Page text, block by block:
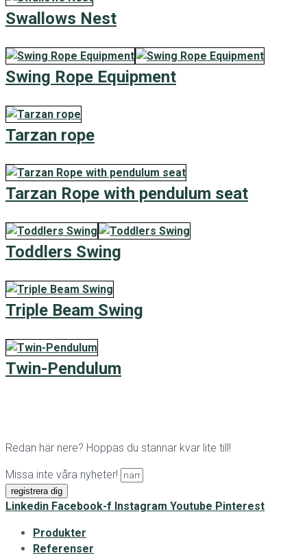
Swallows Nest
Swing Rope Equipment
Tarzan rope
Tarzan Rope with pendulum seat
Toddlers Swing
Triple Beam Swing
Twin-Pendulum
Redan här nere? Hoppas du stannar kvar lite till!
Missa inte våra nyheter!
registrera dig
Linkedin Facebook-f Instagram Youtube Pinterest
Produkter
Referenser